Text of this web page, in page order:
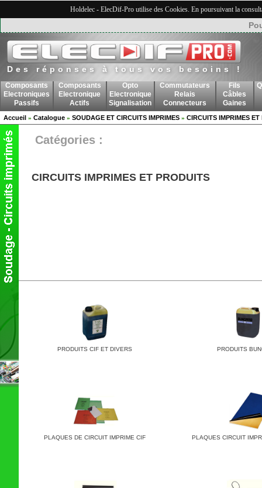
Holdelec - ElecDif-Pro utilise des Cookies. En poursuivant la
Des réponses à tous vos besoins !
Composants
Electroniques
Passifs
Composants
Electronique
Actifs
Opto
Electronique
Signalisation
Commutateurs
Relais
Connecteurs
Fils
Câbles
Gaines
Accueil » Catalogue » SOUDAGE ET CIRCUITS IMPRIMES » CIRCUITS IMPRIMES ET
Catégories :
CIRCUITS IMPRIMES ET PRODUITS
PRODUITS CIF ET DIVERS PRODUITS
PLAQUES DE CIRCUIT IMPRIME CIF PLAQUES CIRCUIT